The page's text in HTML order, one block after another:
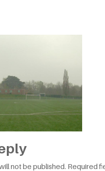
not be published. Required